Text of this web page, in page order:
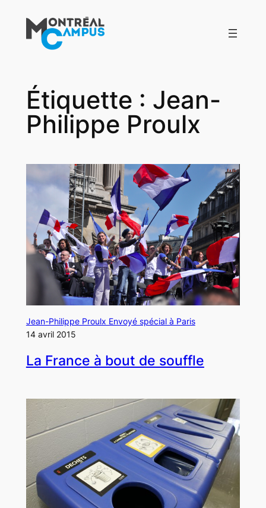
contenu
Étiquette : Jean-
Philippe Proulx
Jean-Philippe Proulx Envoyé spécial à Paris
14 avril 2015
La France à bout de souffle